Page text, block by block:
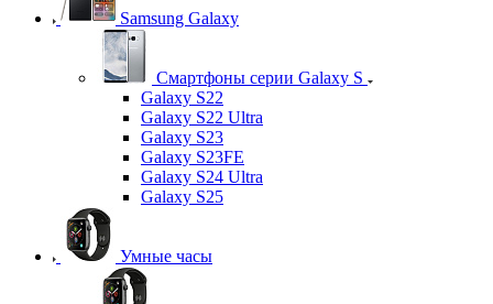
Samsung Galaxy
Смартфоны серии Galaxy S
Galaxy S22
Galaxy S22 Ultra
Galaxy S23
Galaxy S23FE
Galaxy S24 Ultra
Galaxy S25
Умные часы